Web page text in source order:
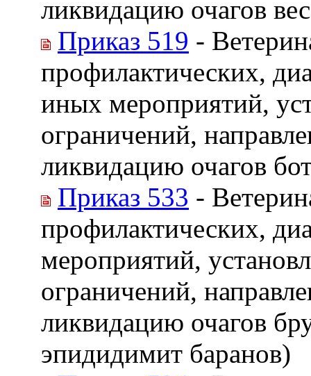
ликвидацию очагов
Приказ 519 -
профилактических,
иных мероприятий,
ограничений,
ликвидацию очагов
Приказ 533 -
профилактических,
мероприятий,
ограничений,
ликвидацию очагов
эпидидимит баранов)